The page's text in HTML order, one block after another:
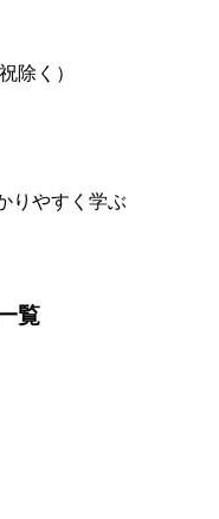
除く）
りやすく学ぶ
覧